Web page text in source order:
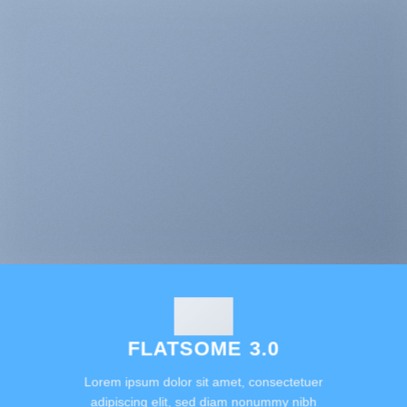
FLATSOME 3.0
Lorem ipsum dolor sit amet, consectetuer
adipiscing elit, sed diam nonummy nibh